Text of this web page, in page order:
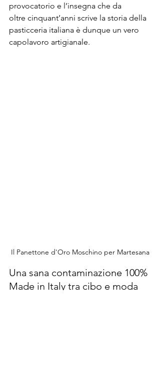
provocatorio e l’insegna che da
oltre cinquant’anni scrive la storia della
pasticceria italiana è dunque un vero
capolavoro artigianale.
Il Panettone d'Oro Moschino per Martesana
Una sana contaminazione 100%
Made in Italy tra cibo e moda